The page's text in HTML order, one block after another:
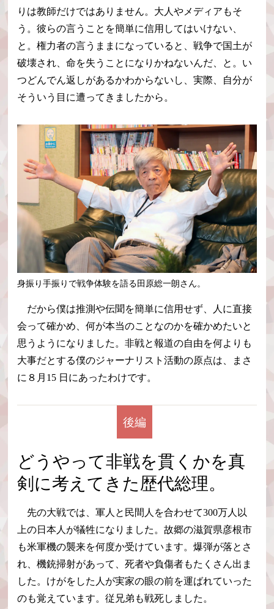
りは教師だけではありません。大人やメディアもそ
う。彼らの言うことを簡単に信用してはいけない、
と。権力者の言うままになっていると、戦争で国土が
破壊され、命を失うことになりかねないんだ、と。い
つどんでん返しがあるかわからないし、実際、自分が
そういう目に遭ってきましたから。
身振り手振りで戦争体験を語る田原総一朗さん。
だから僕は推測や伝聞を簡単に信用せず、人に直接
会って確かめ、何が本当のことなのかを確かめたいと
思うようになりました。非戦と報道の自由を何よりも
大事だとする僕のジャーナリスト活動の原点は、まさ
に８月15 日にあったわけです。
後編
どうやって非戦を貫くかを真
剣に考えてきた歴代総理。
先の大戦では、軍人と民間人を合わせて300万人以
上の日本人が犠牲になりました。故郷の滋賀県彦根市
も米軍機の襲来を何度か受けています。爆弾が落とさ
れ、機銃掃射があって、死者や負傷者もたくさん出ま
した。けがをした人が実家の眼の前を運ばれていった
のも覚えています。従兄弟も戦死しました。